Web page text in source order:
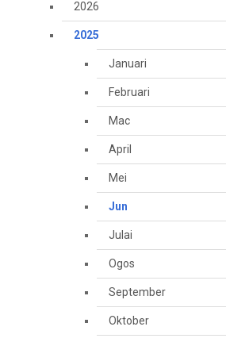
2026
2025
Januari
Februari
Mac
April
Mei
Jun
Julai
Ogos
September
Oktober